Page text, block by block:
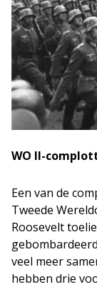
WO II-
Een van de
Tweede
Roosevelt
veel meer
hebben drie